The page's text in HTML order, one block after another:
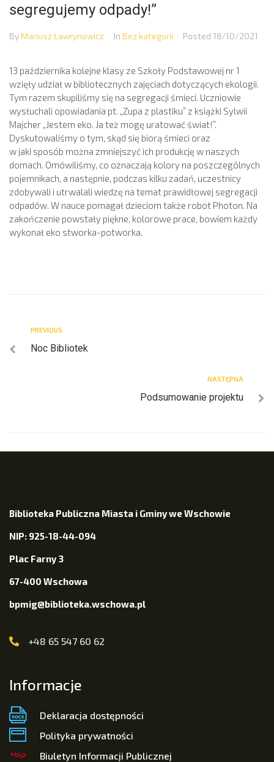
segregujemy odpady!”
By Mariusz Ławrynowicz In Bez kategorii Posted 18/10/2021
13 października kolejne klasy ze Szkoły Podstawowej nr 1
wzięły udział w bibliotecznych zajęciach dotyczących ekologii.
Tym razem skupiliśmy się na segregacji śmieci. Uczniowie
wysłuchali opowiadania pt. „Zupa z plastiku” z książki Sylwii
Majcher „Jestem eko. Ja też mogę uratować świat!”.
Dyskutowaliśmy o tym, skąd się biorą śmieci oraz
w jaki sposób można zmniejszyć ich produkcję w naszych
domach. Omówiliśmy, co oznaczają kolory na poszczególnych
pojemnikach, a następnie, podczas kilku zadań, uczestnicy
zdobywali i utrwalali wiedzę na temat prawidłowej segregacji
odpadów. W nauce pomagał dzieciom także robot Photon. Na
zakończenie powstały piękne, kolorowe prace, bowiem każdy
wykonał eko stworka-potworka.
PREVIOUS
Noc Bibliotek
NASTĘPNA
Podsumowanie projektu
Biblioteka Publiczna Miasta i Gminy we Wschowie
NIP: 925-18-44-094
Plac Farny 3
67-400 Wschowa
bpmig@biblioteka.wschowa.pl
+48 65 547 60 62
Informacje
Deklaracja dostępności
Polityka prywatności
Biuletyn Informacji Publicznej